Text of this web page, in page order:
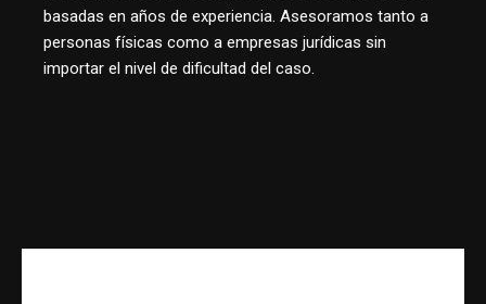
basadas en años de experiencia. Asesoramos tanto a
personas físicas como a empresas jurídicas sin
importar el nivel de dificultad del caso.